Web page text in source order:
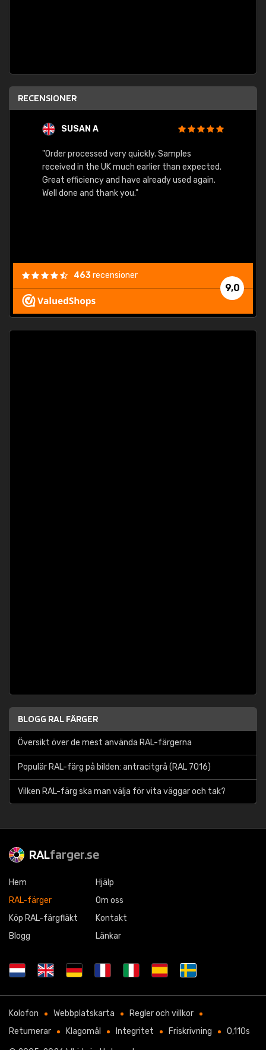
RECENSIONER
SUSAN A
"Order processed very quickly. Samples
received in the UK much earlier than expected.
Great efficiency and have already used again.
Well done and thank you."
9,0
463recensioner
BLOGG RAL FÄRGER
Översikt över de mest använda RAL-färgerna
Populär RAL-färg på bilden: antracitgrå (RAL 7016)
Vilken RAL-färg ska man välja för vita väggar och tak?
RALfarger.se
Hem
RAL-färger
Köp RAL-färgfläkt
Blogg
Hjälp
Om oss
Kontakt
Länkar
Kolofon Webbplatskarta
Regler och villkor
Returnerar
Klagomål Integritet Friskrivning 0,110s